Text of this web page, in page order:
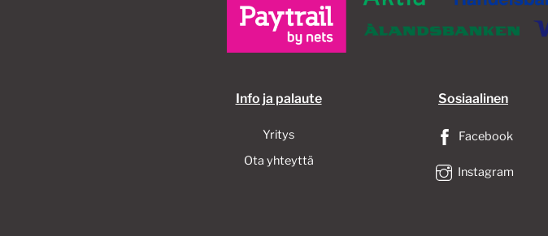
Info ja palaute
Yritys
Ota yhteyttä
Sosiaalinen
Facebook
Instagram